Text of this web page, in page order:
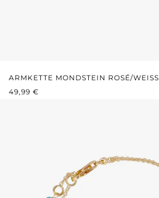
ARMKETTE MONDSTEIN ROSÉ/WEISS
REGULÄRER PREIS:
49,99 €